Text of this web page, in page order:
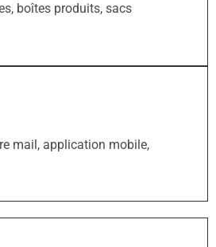
boîtes produits, sacs
mail, application mobile,